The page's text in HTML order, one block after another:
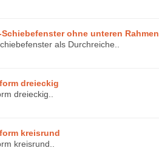
ohne unteren Rahmen
als Durchreiche..
dreieckig
dreieckig..
kreisrund
kreisrund..